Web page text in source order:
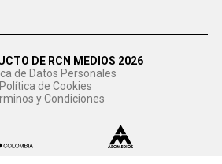
DE RCN MEDIOS 2026
de Datos Personales
Política de Cookies
y Condiciones